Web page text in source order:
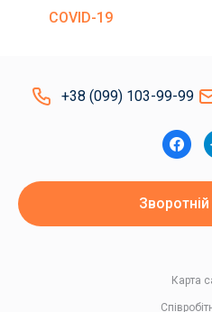
COVID-19
+38 (099) 103-99-99
Карта